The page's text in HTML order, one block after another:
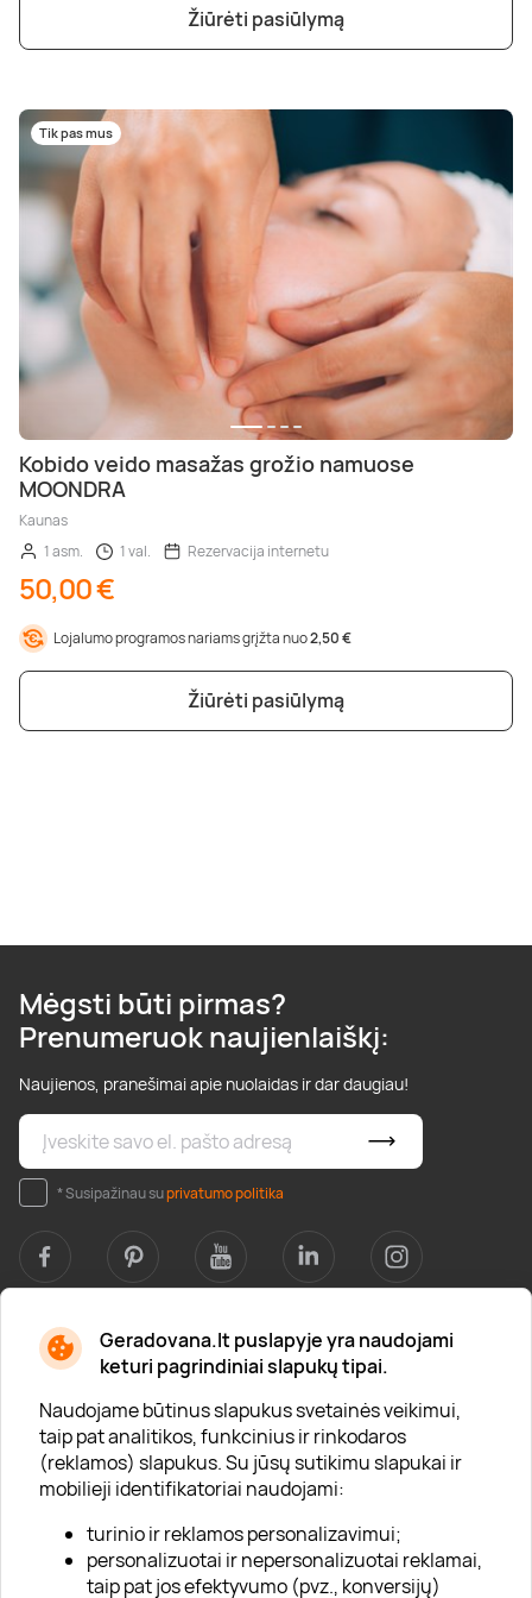
Geradovana.lt puslapyje yra naudojami
keturi pagrindiniai slapukų tipai.
Naudojame būtinus slapukus svetainės veikimui,
taip pat analitikos, funkcinius ir rinkodaros
(reklamos) slapukus. Su jūsų sutikimu slapukai ir
mobilieji identifikatoriai naudojami:
turinio ir reklamos personalizavimui;
personalizuotai ir nepersonalizuotai reklamai,
taip pat jos efektyvumo (pvz., konversijų)
Poilsis dvaruose ir pilyse
Masažų kompleksai
Kitos vandens pramogos
Žiūrėti pasiūlymą
Tik pas mus
Kobido veido masažas grožio namuose
MOONDRA
Kaunas
1 asm.
1 val. Rezervacija internetu
50,00 €
Lojalumo programos nariams grįžta nuo2,50 €
Žiūrėti pasiūlymą
Mėgsti būti pirmas?
Prenumeruok naujienlaiškį:
Naujienos, pranešimai apie nuolaidas ir dar daugiau!
* Susipažinau suprivatumo politika
Apie mus
Apie „Gera Dovana“
Lojalumo klubas
Karjera
Visi partneriai
Kontaktai